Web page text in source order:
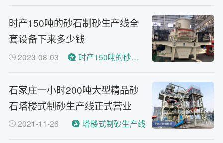
时产150吨的砂石制砂生产线全
套设备下来多少钱
2023-08-03 时产150吨的砂石制砂生产线
石家庄一小时200吨大型精品砂
石塔楼式制砂生产线正式营业
2021-11-26 塔楼式制砂生产线